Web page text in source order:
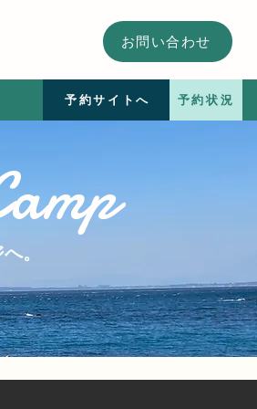
​お問い合わせ
予約サイトへ 予約状況
。